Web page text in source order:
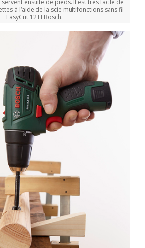
ensuite de pieds. Il est très facile de
à l‘aide de la scie multifonctions sans fil
EasyCut 12 LI Bosch.